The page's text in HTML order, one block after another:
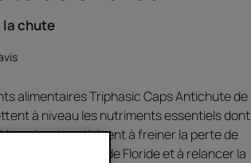
la chute
alimentaires Triphasic Caps Antichute de
à niveau les nutriments essentiels dont
besoin, et participent à freiner la perte de
l'huile de palmier de Floride et à relancer la